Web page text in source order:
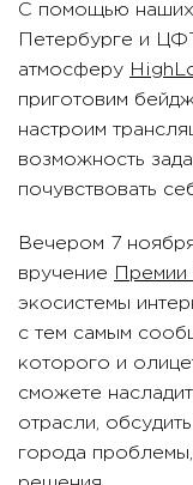
С помощью
Петербурге и
атмосферу
приготовим
настроим
возможность
почувствовать
Вечером 7
вручение
экосистемы
с тем самым
которого и
сможете
отрасли,
города проблемы,